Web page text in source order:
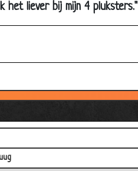
het liever bij mijn 4 pluksters."